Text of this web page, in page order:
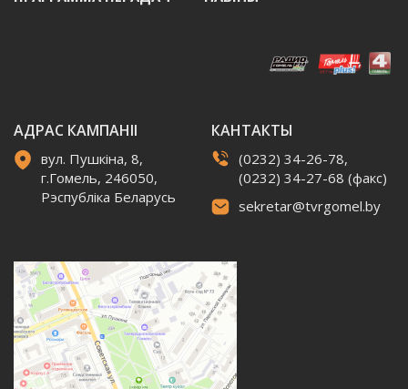
АДРАС КАМПАНІІ
вул. Пушкіна, 8,
г.Гомель, 246050,
Рэспубліка Беларусь
КАНТАКТЫ
(0232) 34-26-78,
(0232) 34-27-68 (факс)
sekretar@tvrgomel.by